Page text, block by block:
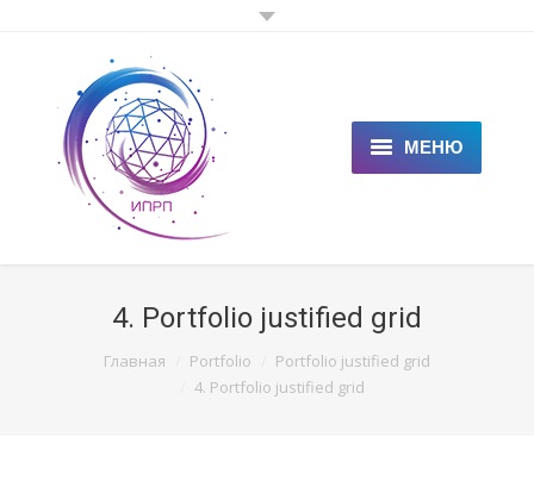
МЕНЮ
ГЛАВНАЯ
СПЕЦИАЛИСТАМ
ЦЕНЫ
4. Portfolio justified grid
You are here:Главная Portfolio
Portfolio justified grid
4. Portfolio justified grid